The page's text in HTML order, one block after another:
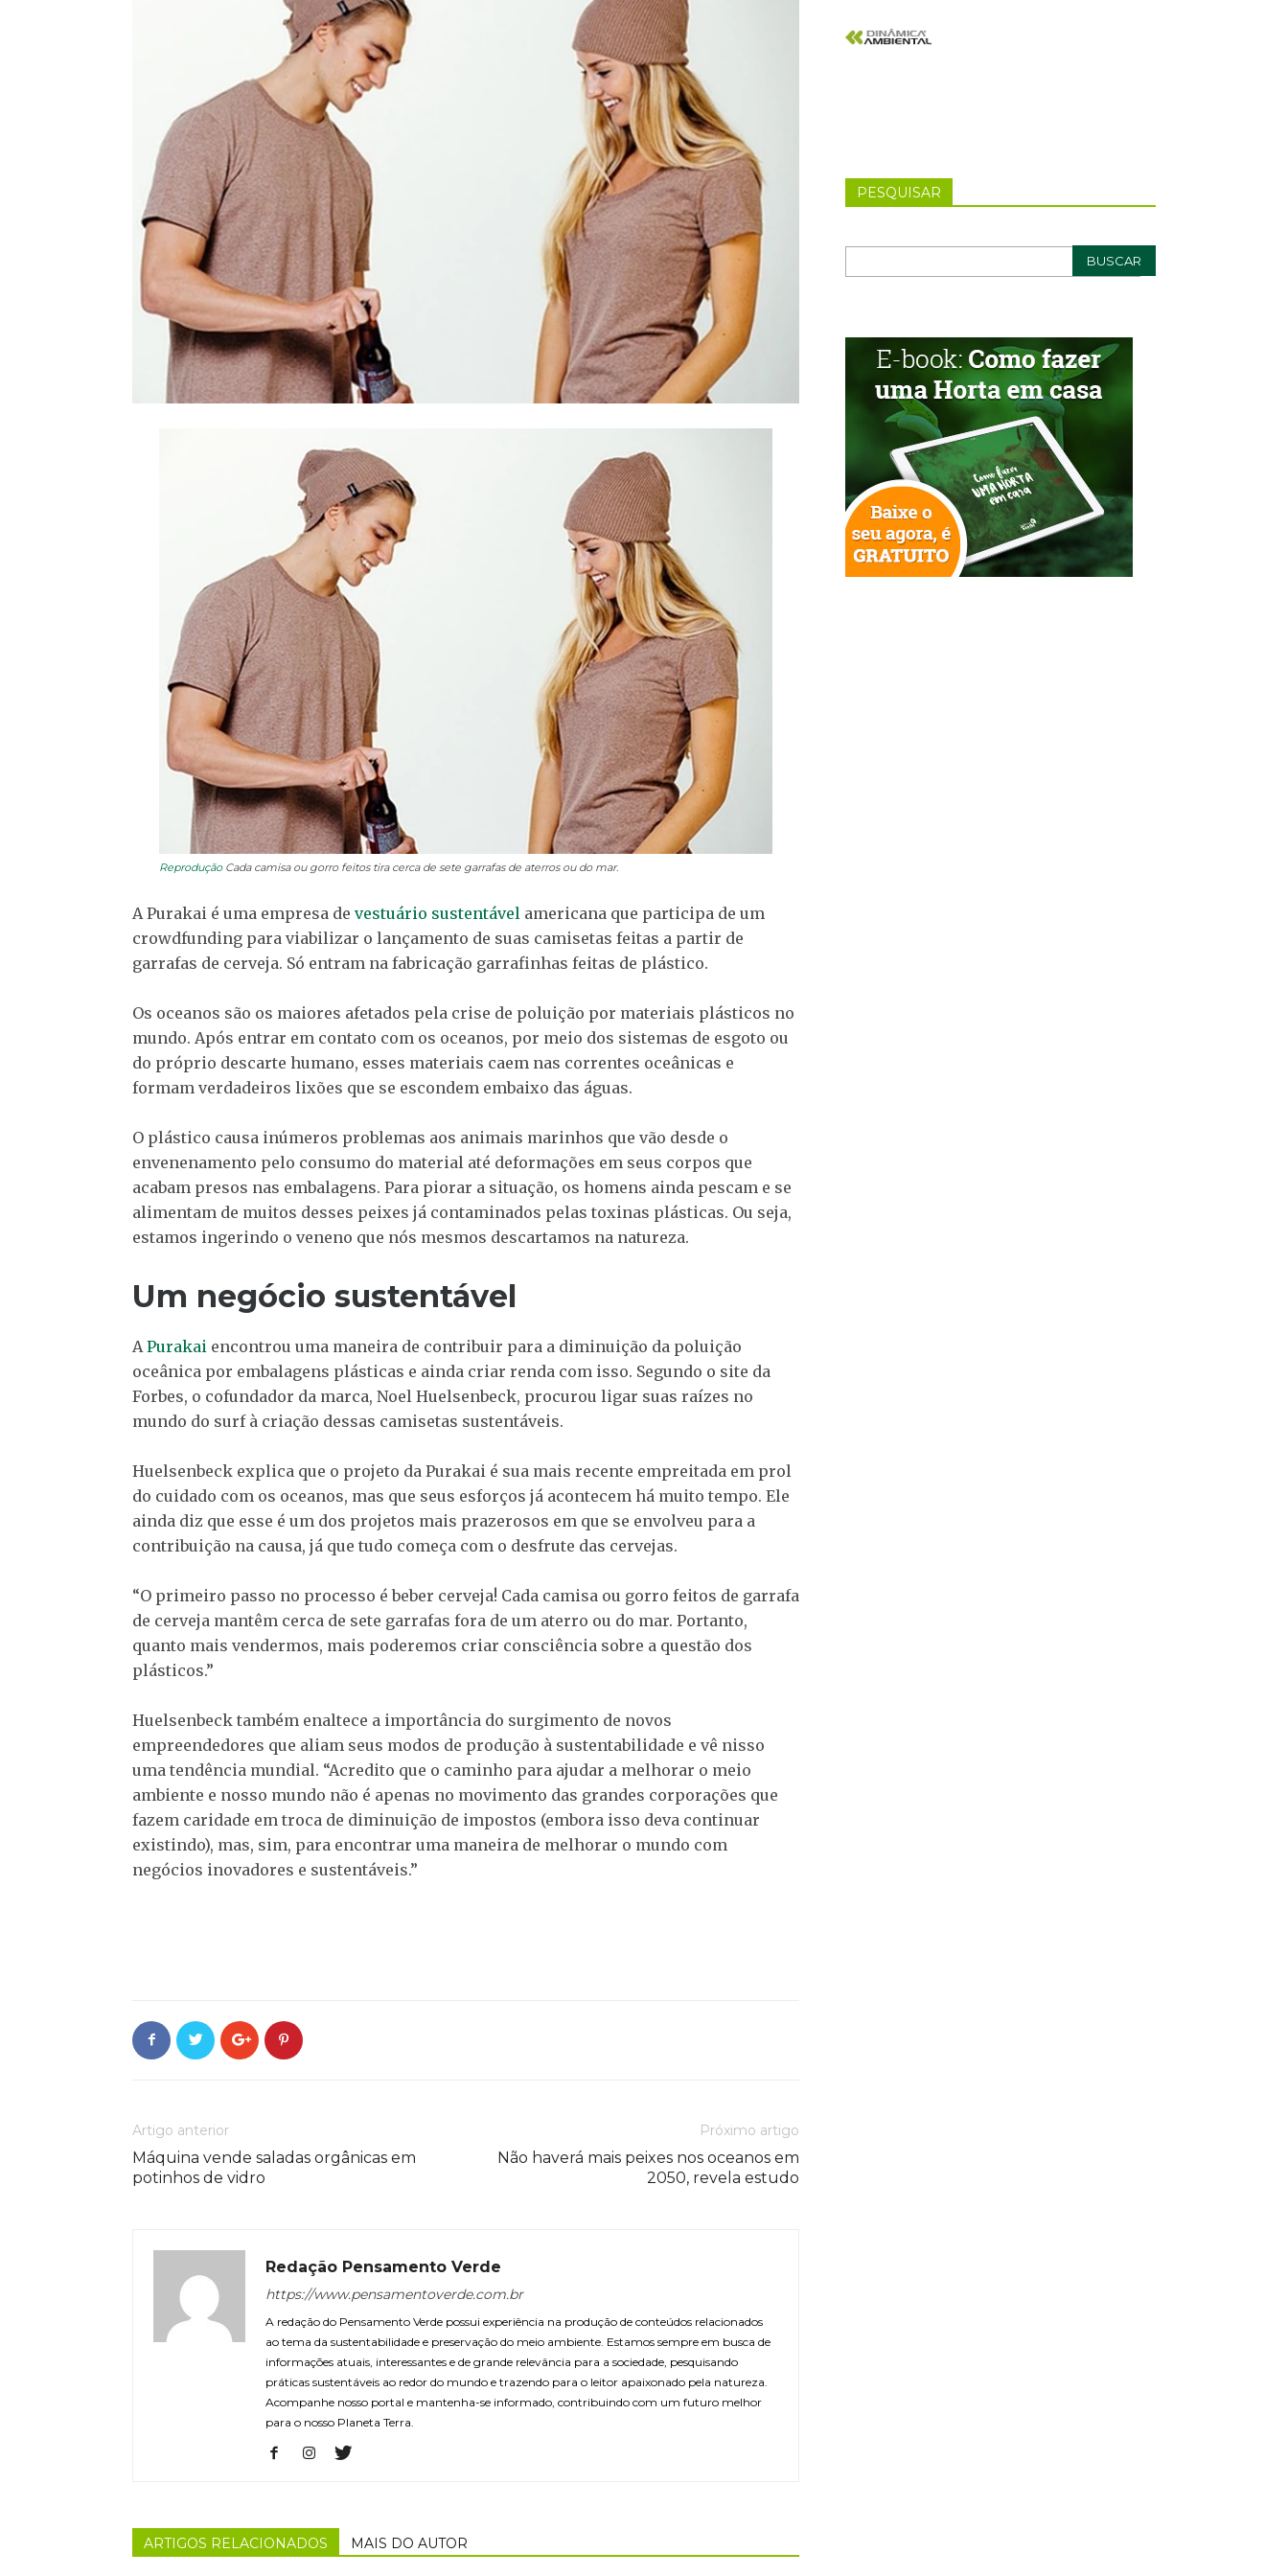
ReproduçãoCada camisa ou gorro feitos tira cerca de sete garrafas de aterros ou do mar.
A Purakai é uma empresa de vestuário sustentável americana que participa de um
crowdfunding para viabilizar o lançamento de suas camisetas feitas a partir de
garrafas de cerveja. Só entram na fabricação garrafinhas feitas de plástico.
Os oceanos são os maiores afetados pela crise de poluição por materiais plásticos no
mundo. Após entrar em contato com os oceanos, por meio dos sistemas de esgoto ou
do próprio descarte humano, esses materiais caem nas correntes oceânicas e
formam verdadeiros lixões que se escondem embaixo das águas.
O plástico causa inúmeros problemas aos animais marinhos que vão desde o
envenenamento pelo consumo do material até deformações em seus corpos que
acabam presos nas embalagens. Para piorar a situação, os homens ainda pescam e se
alimentam de muitos desses peixes já contaminados pelas toxinas plásticas. Ou seja,
estamos ingerindo o veneno que nós mesmos descartamos na natureza.
Um negócio sustentável
A Purakai encontrou uma maneira de contribuir para a diminuição da poluição
oceânica por embalagens plásticas e ainda criar renda com isso. Segundo o site da
Forbes, o cofundador da marca, Noel Huelsenbeck, procurou ligar suas raízes no
mundo do surf à criação dessas camisetas sustentáveis.
Huelsenbeck explica que o projeto da Purakai é sua mais recente empreitada em prol
do cuidado com os oceanos, mas que seus esforços já acontecem há muito tempo. Ele
ainda diz que esse é um dos projetos mais prazerosos em que se envolveu para a
contribuição na causa, já que tudo começa com o desfrute das cervejas.
“O primeiro passo no processo é beber cerveja! Cada camisa ou gorro feitos de garrafa
de cerveja mantêm cerca de sete garrafas fora de um aterro ou do mar. Portanto,
quanto mais vendermos, mais poderemos criar consciência sobre a questão dos
plásticos.”
Huelsenbeck também enaltece a importância do surgimento de novos
empreendedores que aliam seus modos de produção à sustentabilidade e vê nisso
uma tendência mundial. “Acredito que o caminho para ajudar a melhorar o meio
ambiente e nosso mundo não é apenas no movimento das grandes corporações que
fazem caridade em troca de diminuição de impostos (embora isso deva continuar
existindo), mas, sim, para encontrar uma maneira de melhorar o mundo com
negócios inovadores e sustentáveis.”
Artigo anterior
Máquina vende saladas orgânicas em
potinhos de vidro
Próximo artigo
Não haverá mais peixes nos oceanos em
2050, revela estudo
Redação Pensamento Verde
https://www.pensamentoverde.com.br
A redação do Pensamento Verde possui experiência na produção de conteúdos relacionados
ao tema da sustentabilidade e preservação do meio ambiente. Estamos sempre em busca de
informações atuais, interessantes e de grande relevância para a sociedade, pesquisando
práticas sustentáveis ao redor do mundo e trazendo para o leitor apaixonado pela natureza.
Acompanhe nosso portal e mantenha-se informado, contribuindo com um futuro melhor
para o nosso Planeta Terra.
ARTIGOS RELACIONADOS MAIS DO AUTOR
PESQUISAR